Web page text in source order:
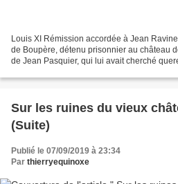
Louis XI Rémission accordée à Jean
de Boupère, détenu prisonnier au château
de Jean Pasquier, qui lui avait cherché
Sur les ruines du vieux
(Suite)
Publié le 07/09/2019 à 23:34
Par thierryequinoxe